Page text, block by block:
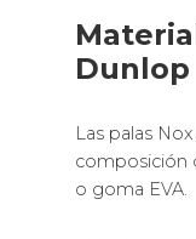
Dunlop
Las palas
composición
o goma EVA.